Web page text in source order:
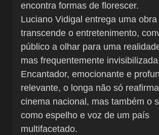
encontra formas de florescer.
Luciano Vidigal entrega uma obra
transcende o entretenimento,
público a olhar para uma
mas frequentemente
Encantador, emocionante e
relevante, o longa não só
cinema nacional, mas também o
como espelho e voz de um país
multifacetado.